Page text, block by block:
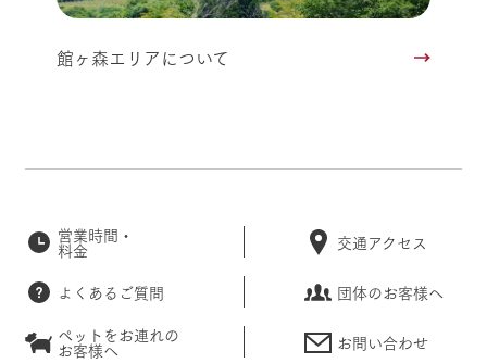
館ヶ森エリアについて
営業時間・
料金 交通アクセス
よくあるご質問
団体のお客様へ
ペットをお連れの
お客様へ お問い合わせ